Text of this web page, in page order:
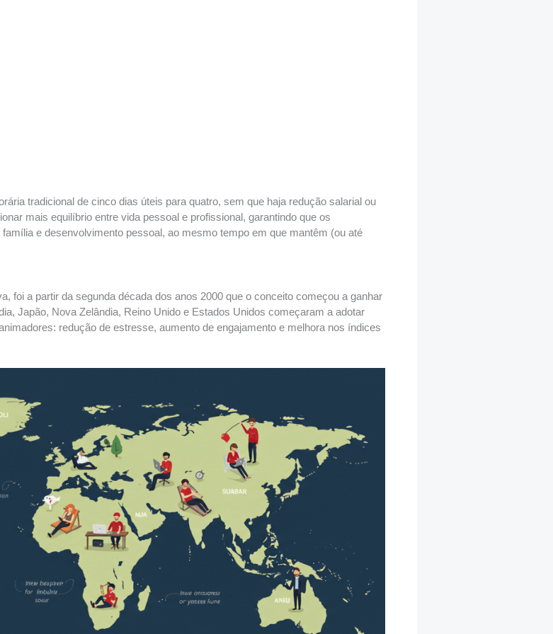
tradicional de cinco dias úteis para quatro, sem que haja redução salarial ou
mais equilíbrio entre vida pessoal e profissional, garantindo que os
e desenvolvimento pessoal, ao mesmo tempo em que mantêm (ou até
foi a partir da segunda década dos anos 2000 que o conceito começou a ganhar
Japão, Nova Zelândia, Reino Unido e Estados Unidos começaram a adotar
redução de estresse, aumento de engajamento e melhora nos índices